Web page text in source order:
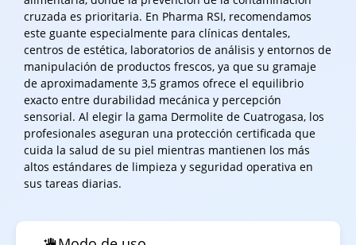
cruzada es prioritaria. En Pharma RSI, recomendamos
este guante especialmente para clínicas dentales,
centros de estética, laboratorios de análisis y entornos de
manipulación de productos frescos, ya que su gramaje
de aproximadamente 3,5 gramos ofrece el equilibrio
exacto entre durabilidad mecánica y percepción
sensorial. Al elegir la gama Dermolite de Cuatrogasa, los
profesionales aseguran una protección certificada que
cuida la salud de su piel mientras mantienen los más
altos estándares de limpieza y seguridad operativa en
sus tareas diarias.